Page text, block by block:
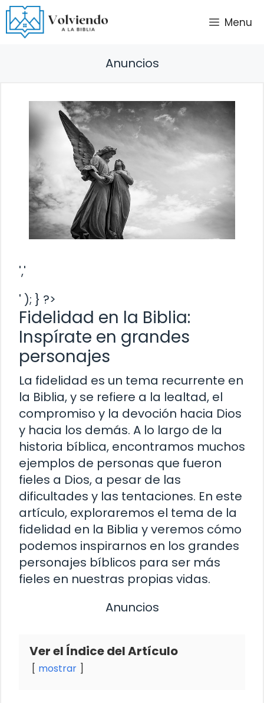
Saltar
al
contenido
Menu
Anuncios
','
' ); } ?>
Fidelidad en la Biblia:
Inspírate en grandes
personajes
La fidelidad es un tema recurrente en
la Biblia, y se refiere a la lealtad, el
compromiso y la devoción hacia Dios
y hacia los demás. A lo largo de la
historia bíblica, encontramos muchos
ejemplos de personas que fueron
fieles a Dios, a pesar de las
dificultades y las tentaciones. En este
artículo, exploraremos el tema de la
fidelidad en la Biblia y veremos cómo
podemos inspirarnos en los grandes
personajes bíblicos para ser más
fieles en nuestras propias vidas.
Anuncios
Ver el Índice del Artículo
mostrar